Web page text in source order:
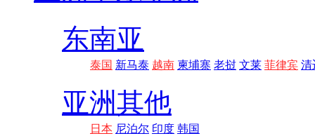
东南亚
泰国 新马泰 越南 柬埔寨 老挝 文莱 菲律宾 清
亚洲其他
日本 尼泊尔 印度 韩国